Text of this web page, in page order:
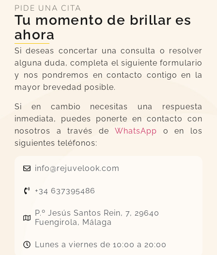
PIDE UNA CITA
Tu momento de brillar es
ahora
Si deseas concertar una consulta o resolver
alguna duda, completa el siguiente formulario
y nos pondremos en contacto contigo en la
mayor brevedad posible.
Si en cambio necesitas una respuesta
inmediata, puedes ponerte en contacto con
nosotros a través deWhatsApp o en los
siguientes teléfonos:
info@rejuvelook.com
+34 637395486
P.º Jesús Santos Rein, 7, 29640
Fuengirola, Málaga
Lunes a viernes de 10:00 a 20:00